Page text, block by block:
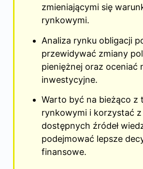
zmieniającymi się
rynkowymi.
Analiza rynku obligacji
przewidywać zmiany
pieniężnej oraz oceniać
inwestycyjne.
Warto być na bieżąco z
rynkowymi i korzystać z
dostępnych źródeł
podejmować lepsze
finansowe.